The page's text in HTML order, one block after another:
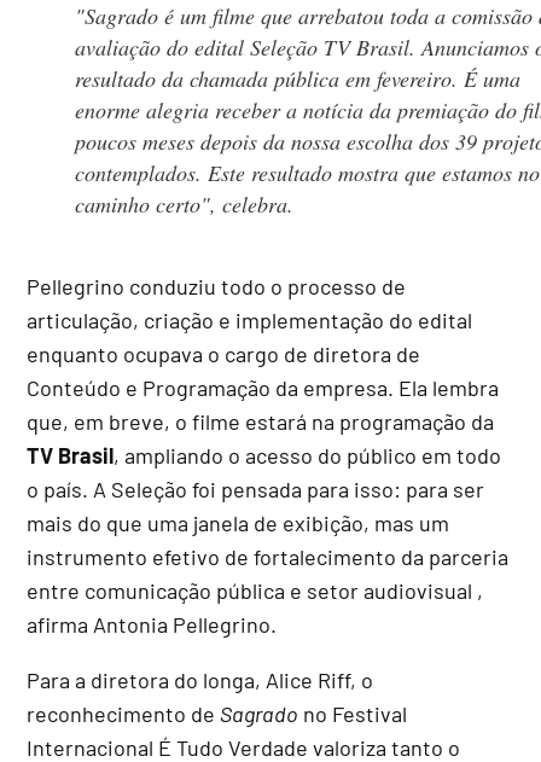
"Sagrado é um filme que arrebatou toda a comissão
avaliação do edital Seleção TV Brasil. Anunciamos
resultado da chamada pública em fevereiro. É uma
enorme alegria receber a notícia da premiação do
poucos meses depois da nossa escolha dos 39
contemplados. Este resultado mostra que estamos no
caminho certo", celebra.
Pellegrino conduziu todo o processo de
articulação, criação e implementação do edital
enquanto ocupava o cargo de diretora de
Conteúdo e Programação da empresa. Ela lembra
que, em breve, o filme estará na programação da
TV Brasil, ampliando o acesso do público em todo
o país. A Seleção foi pensada para isso: para ser
mais do que uma janela de exibição, mas um
instrumento efetivo de fortalecimento da parceria
entre comunicação pública e setor audiovisual ,
afirma Antonia Pellegrino.
Para a diretora do longa, Alice Riff, o
reconhecimento de Sagrado no Festival
Internacional É Tudo Verdade valoriza tanto o